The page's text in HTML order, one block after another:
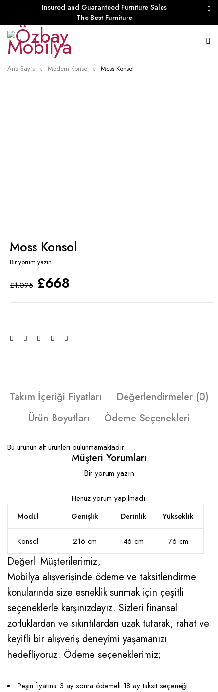
Insured and Guaranteed Furniture Sales
The Best Furniture
Ana Sayfa Modern Konsol Moss Konsol
Moss Konsol
Bir yorum yazın
£1.095 £668
Takım İçeriği Fiyatları
Değerlendirmeler (0)
Ürün Boyutları
Ödeme Seçenekleri
Bu ürünün alt ürünleri bulunmamaktadır.
Müşteri Yorumları
Bir yorum yazın
Henüz yorum yapılmadı.
Modül
Genişlik Derinlik Yükseklik
Konsol 216 cm 46 cm 76 cm
Değerli Müşterilerimiz,
Mobilya alışverişinde ödeme ve taksitlendirme
konularında size esneklik sunmak için çeşitli
seçeneklerle karşınızdayız. Sizleri finansal
zorluklardan ve sıkıntılardan uzak tutarak, rahat ve
keyifli bir alışveriş deneyimi yaşamanızı
hedefliyoruz. Ödeme seçeneklerimiz;
Peşin fiyatına 3 ay sonra ödemeli 18 ay taksit seçeneği